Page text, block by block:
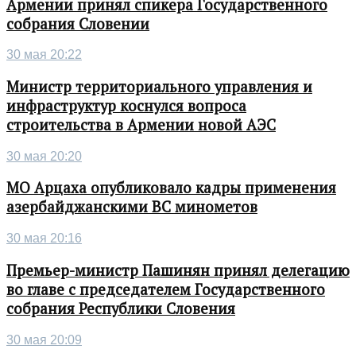
Армении принял спикера Государственного
собрания Словении
30 мая 20:22
Министр территориального управления и
инфраструктур коснулся вопроса
строительства в Армении новой АЭС
30 мая 20:20
МО Арцаха опубликовало кадры применения
азербайджанскими ВС минометов
30 мая 20:16
Премьер-министр Пашинян принял делегацию
во главе с председателем Государственного
собрания Республики Словения
30 мая 20:09